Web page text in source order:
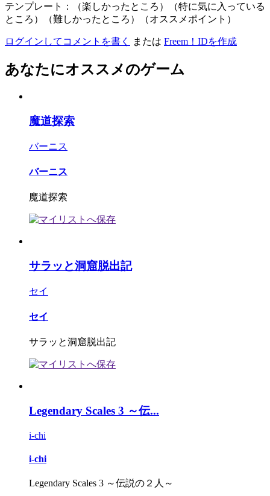
テンプレート：（楽しかったところ）（特に気に入っている
ところ）（難しかったところ）（オススメポイント）
ログインしてコメントを書く または Freem！IDを作成
あなたにオススメのゲーム
魔道探索
バーニス
バーニス
魔道探索
サラッと洞窟脱出記
セイ
セイ
サラッと洞窟脱出記
Legendary Scales 3 ～伝...
i-chi
i-chi
Legendary Scales 3 ～伝説の２人～